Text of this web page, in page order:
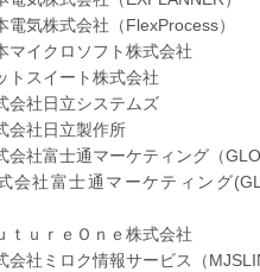
電気株式会社（FlexProcess）
マイクロソフト株式会社
トスイート株式会社
会社日立システムズ
会社日立製作所
会社富士通マーケティング（
会社富士通マーケティング
ｔｕｒｅＯｎｅ株式会社
会社ミロク情報サービス（